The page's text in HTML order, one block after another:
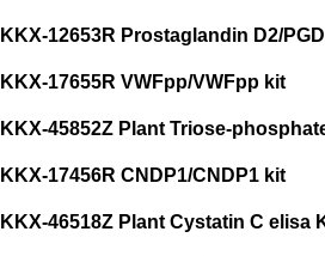
KKX-12653R Prostaglandin D2/
KKX-17655R VWFpp/VWFpp kit
KKX-45852Z Plant Triose-
KKX-17456R CNDP1/CNDP1 kit
KKX-46518Z Plant Cystatin C elisa